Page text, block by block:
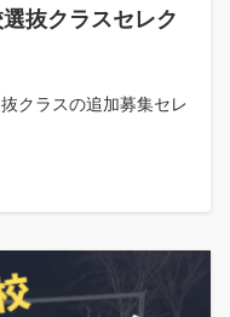
抜クラスセレク
クラスの追加募集セレ